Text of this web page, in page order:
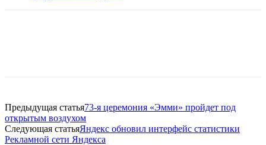
Предыдущая статья73-я церемония «Эмми» пройдет под
открытым воздухом
Следующая статьяЯндекс обновил интерфейс статистики
Рекламной сети Яндекса